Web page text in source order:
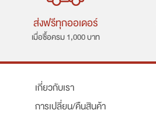
ส่งฟรีทุกออเดอร์
เมื่อซื้อครม 1,000 บาท
เกี่ยวกับเรา
การเปลี่ยน/คืนสินค้า